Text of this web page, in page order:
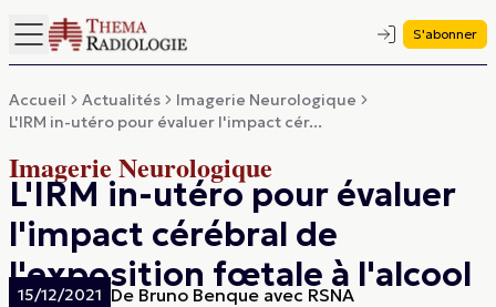
S'abonner
Accueil Actualités
Imagerie Neurologique
L'IRM in-utéro pour évaluer l'impact cér...
Imagerie Neurologique
L'IRM in-utéro pour évaluer
l'impact cérébral de
l'exposition fœtale à l'alcool
15/12/2021 De Bruno Benque avec RSNA